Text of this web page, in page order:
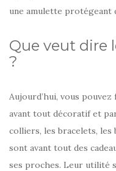
une amulette protégeant
Que veut dire
?
Aujourd’hui, vous
avant tout décoratif et
colliers, les bracelets, les
sont avant tout des
ses proches. Leur utilité